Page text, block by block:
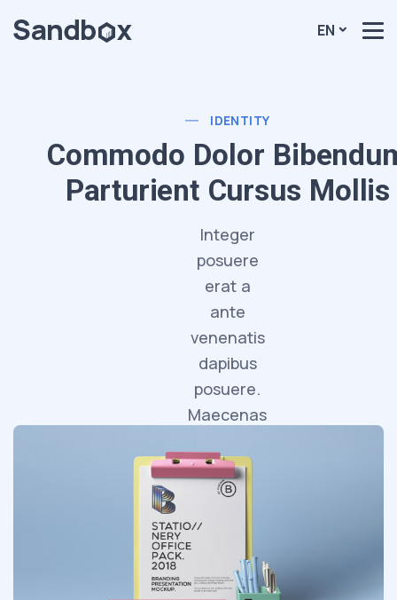
EN
IDENTITY
Commodo Dolor
Parturient Cursus Mollis
Integer
posuere
erat a
ante
venenatis
dapibus
posuere.
Maecenas
mollis
interdum.